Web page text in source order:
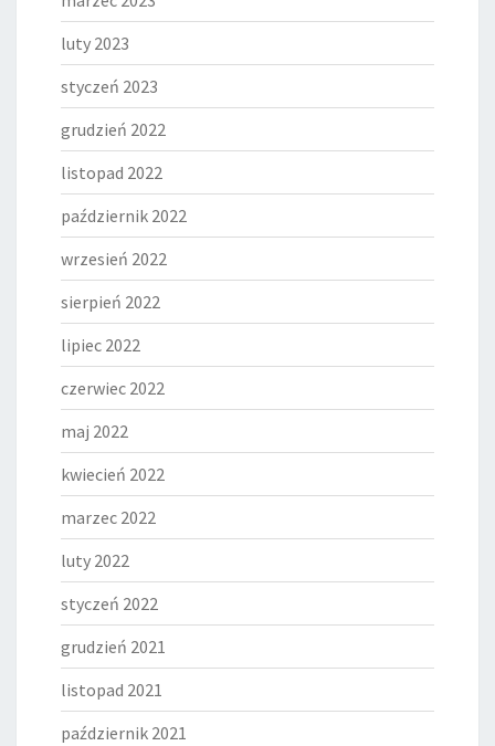
luty 2023
styczeń 2023
grudzień 2022
listopad 2022
październik 2022
wrzesień 2022
sierpień 2022
lipiec 2022
czerwiec 2022
maj 2022
kwiecień 2022
marzec 2022
luty 2022
styczeń 2022
grudzień 2021
listopad 2021
październik 2021